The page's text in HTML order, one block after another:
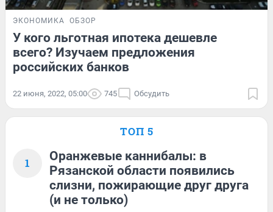
ЭКОНОМИКА ОБЗОР
У кого льготная ипотека дешевле
всего? Изучаем предложения
российских банков
22 июня, 2022, 05:00 745 Обсудить
ТОП 5
1
Оранжевые каннибалы: в
Рязанской области появились
слизни, пожирающие друг друга
(и не только)